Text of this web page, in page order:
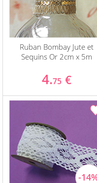
Ruban Bombay Jute et
Sequins Or 2cm x 5m
4.75 €